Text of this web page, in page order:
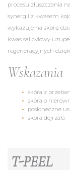
procesu złuszczania
synergii z kwasem
wykazuje na skórę
kwas salicylowy
regeneracyjnych
Wskazania​
skóra z
skóra o
posłoneczne
skóra dojrzała
T-PEEL